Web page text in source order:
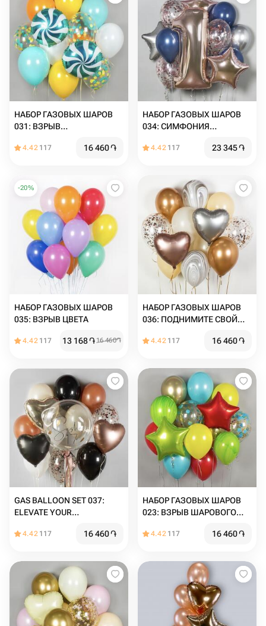
НАБОР ГАЗОВЫХ ШАРОВ
031: ВЗРЫВ
4.42 117 16 460֏
НАБОР ГАЗОВЫХ ШАРОВ
034: СИМФОНИЯ
4.42 117 23 345֏
-20%
НАБОР ГАЗОВЫХ ШАРОВ
035: ВЗРЫВ ЦВЕТА
4.42 117 13 168֏16 460֏
НАБОР ГАЗОВЫХ ШАРОВ
036: ПОДНИМИТЕ СВОЙ
УРОВЕНЬ
4.42 117 16 460֏
GAS BALLOON SET 037:
ELEVATE YOUR
4.42 117 16 460֏
НАБОР ГАЗОВЫХ ШАРОВ
023: ВЗРЫВ ШАРОВОГО
4.42 117 16 460֏